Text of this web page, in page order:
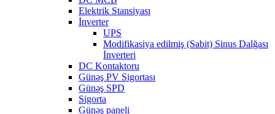
Elektrik Stansiyası
İnverter
UPS
Modifikasiya edilmiş (Sabit) Sinus Dalğası
İnverteri
DC Kontaktoru
Günəş PV Sigortası
Günəş SPD
Sigorta
Günəş paneli